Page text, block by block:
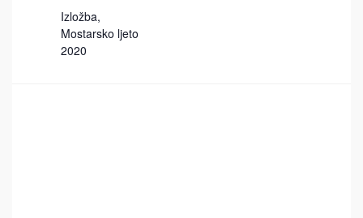
Izložba,
Mostarsko ljeto
2020